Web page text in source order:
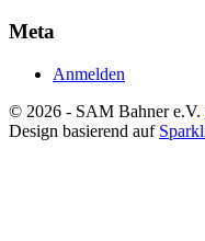
Meta
Anmelden
© 2026 - SAM Bahner e.V.
Design basierend auf